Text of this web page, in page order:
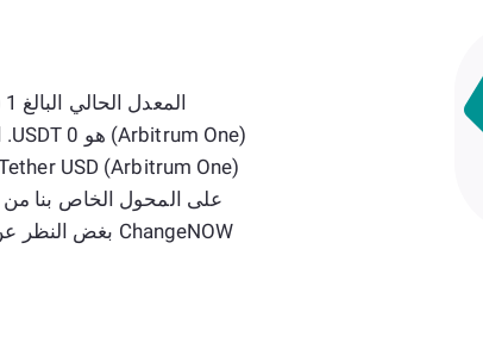
ChangeNOW بغض النظر عن عدد القطع النقدية التي تحتاج إلى تبادلها!